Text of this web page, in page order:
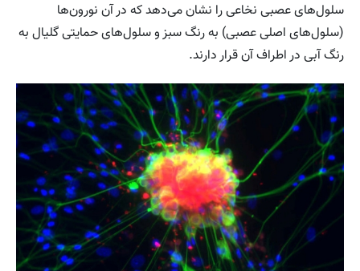
سلول‌های عصبی نخاعی را نشان می‌دهد که در آن نورون‌ها
(سلول‌های اصلی عصبی) به رنگ سبز و سلول‌های حمایتی گلیال به
رنگ آبی در اطراف آن قرار دارند.